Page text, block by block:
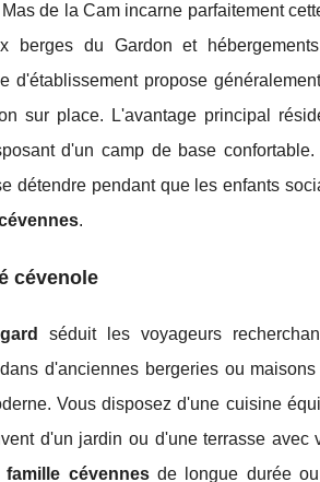
de la Cam incarne parfaitement
berges du Gardon et
d'établissement propose
sur place. L'avantage principal
d'un camp de base
détendre pendant que les enfants
.
cévenole
séduit les voyageurs
d'anciennes bergeries ou
Vous disposez d'une cuisine
d'un jardin ou d'une terrasse
cévennesde longue durée ou